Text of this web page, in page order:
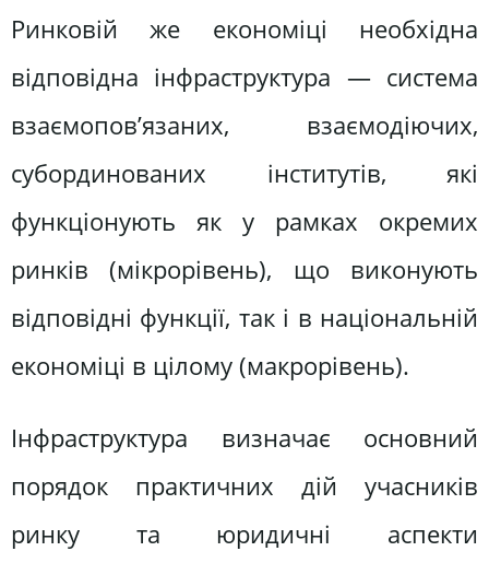
Ринковій же економіці необхідна
відповідна інфраструктура — система
взаємопов’язаних, взаємодіючих,
субординованих інститутів, які
функціонують як у рамках окремих
ринків (мікрорівень), що виконують
відповідні функції, так і в національній
економіці в цілому (макрорівень).
Інфраструктура визначає основний
порядок практичних дій учасників
ринку та юридичні аспекти